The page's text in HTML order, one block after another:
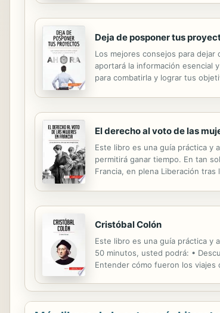
Deja de posponer tus
Los mejores consejos para
aportará la información esencial
para combatirla y lograr tus
El derecho al voto de las
Este libro es una guía práctica y
permitirá ganar tiempo. En tan
Francia, en plena Liberación
Cristóbal Colón
Este libro es una guía práctica y
50 minutos, usted podrá: •
Entender cómo fueron los viajes